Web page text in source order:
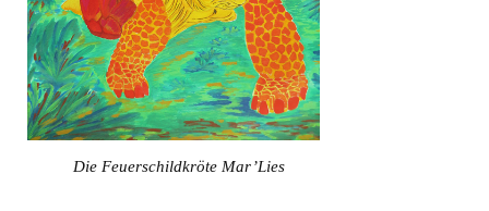
Die Feuerschildkröte Mar’Lies